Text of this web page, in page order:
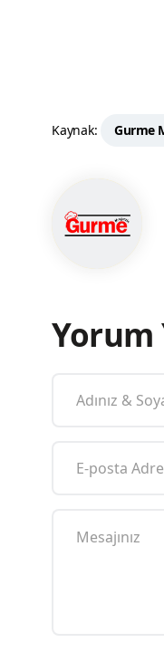
Kaynak: Gurme
Yorum